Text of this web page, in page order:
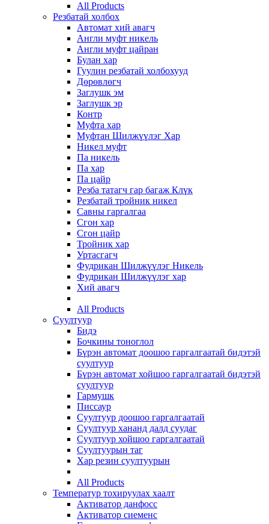
All Products
Резбатай холбох
Автомат хий авагч
Англи муфт никель
Англи муфт цайран
Булан хар
Гуулин резбатай холбохууд
Дөрөвлөгч
Заглушк эм
Заглушк эр
Контр
Муфта хар
Муфтан Шилжүүлэг Хар
Никел муфт
Па никель
Па хар
Па цайр
Резба татагч гар багаж Клүк
Резбатай тройник никел
Савны гаргалгаа
Сгон хар
Сгон цайр
Тройник хар
Уртасгагч
Фудрикан Шилжүүлэг Никель
Фудрикан Шилжүүлэг хар
Хий авагч
All Products
Суултуур
Бидэ
Бочкины тоноглол
Бүрэн автомат доошоо гаргалгаатай бидэтэй
суултуур
Бүрэн автомат хойшоо гаргалгаатай бидэтэй
суултуур
Гармушк
Писсаур
Суултуур доошоо гаргалгаатай
Суултуур хананд далд суудаг
Суултуур хойшоо гаргалгаатай
Суултуурын таг
Хар резин суултуурын
All Products
Температур тохируулах хаалт
Активатор данфосс
Активатор сиеменс